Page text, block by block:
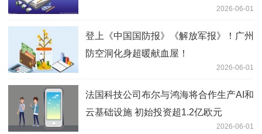
2026-06-01
登上《中国国防报》《解放军报》！广州
防空洞化身超暖献血屋！
2026-06-01
法国科技公司布尔与鸿海将合作生产AI和
云基础设施 初始投资超1.2亿欧元
2026-06-01